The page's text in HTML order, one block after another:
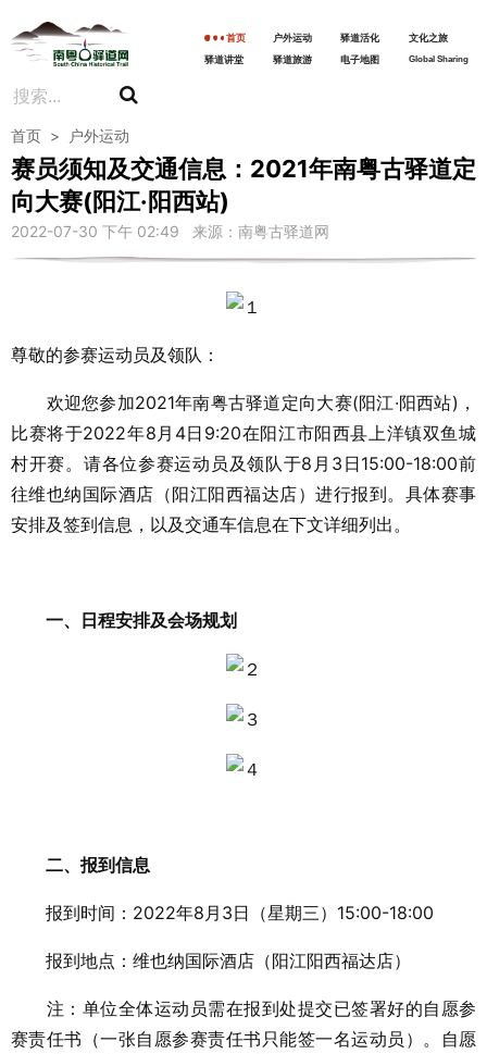
首页 户外运动 驿道活化
文化之旅
驿道讲堂
驿道旅游 电子地图 Global Sharing
首页 > 户外运动
赛员须知及交通信息：2021年南粤古驿道定
向大赛(阳江·阳西站)
2022-07-30 下午 02:49 来源：南粤古驿道网
尊敬的参赛运动员及领队：
欢迎您参加2021年南粤古驿道定向大赛(阳江·阳西站)，
比赛将于2022年8月4日9:20在阳江市阳西县上洋镇双鱼城
村开赛。请各位参赛运动员及领队于8月3日15:00-18:00前
往维也纳国际酒店（阳江阳西福达店）进行报到。具体赛事
安排及签到信息，以及交通车信息在下文详细列出。
一、日程安排及会场规划
二、报到信息
报到时间：2022年8月3日（星期三）15:00-18:00
报到地点：维也纳国际酒店（阳江阳西福达店）
注：单位全体运动员需在报到处提交已签署好的自愿参
赛责任书（一张自愿参赛责任书只能签一名运动员）。自愿